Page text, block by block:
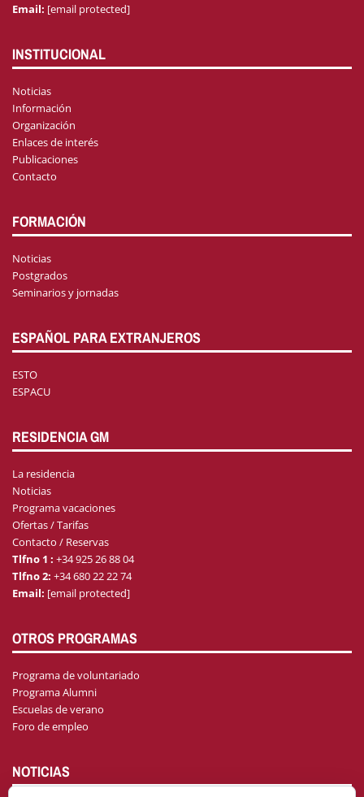
Email: [email protected]
INSTITUCIONAL
Noticias
Información
Organización
Enlaces de interés
Publicaciones
Contacto
FORMACIÓN
Noticias
Postgrados
Seminarios y jornadas
ESPAÑOL PARA EXTRANJEROS
ESTO
ESPACU
RESIDENCIA GM
La residencia
Noticias
Programa vacaciones
Ofertas / Tarifas
Contacto / Reservas
Tlfno 1 : +34 925 26 88 04
Tlfno 2: +34 680 22 22 74
Email: [email protected]
OTROS PROGRAMAS
Programa de voluntariado
Programa Alumni
Escuelas de verano
Foro de empleo
NOTICIAS